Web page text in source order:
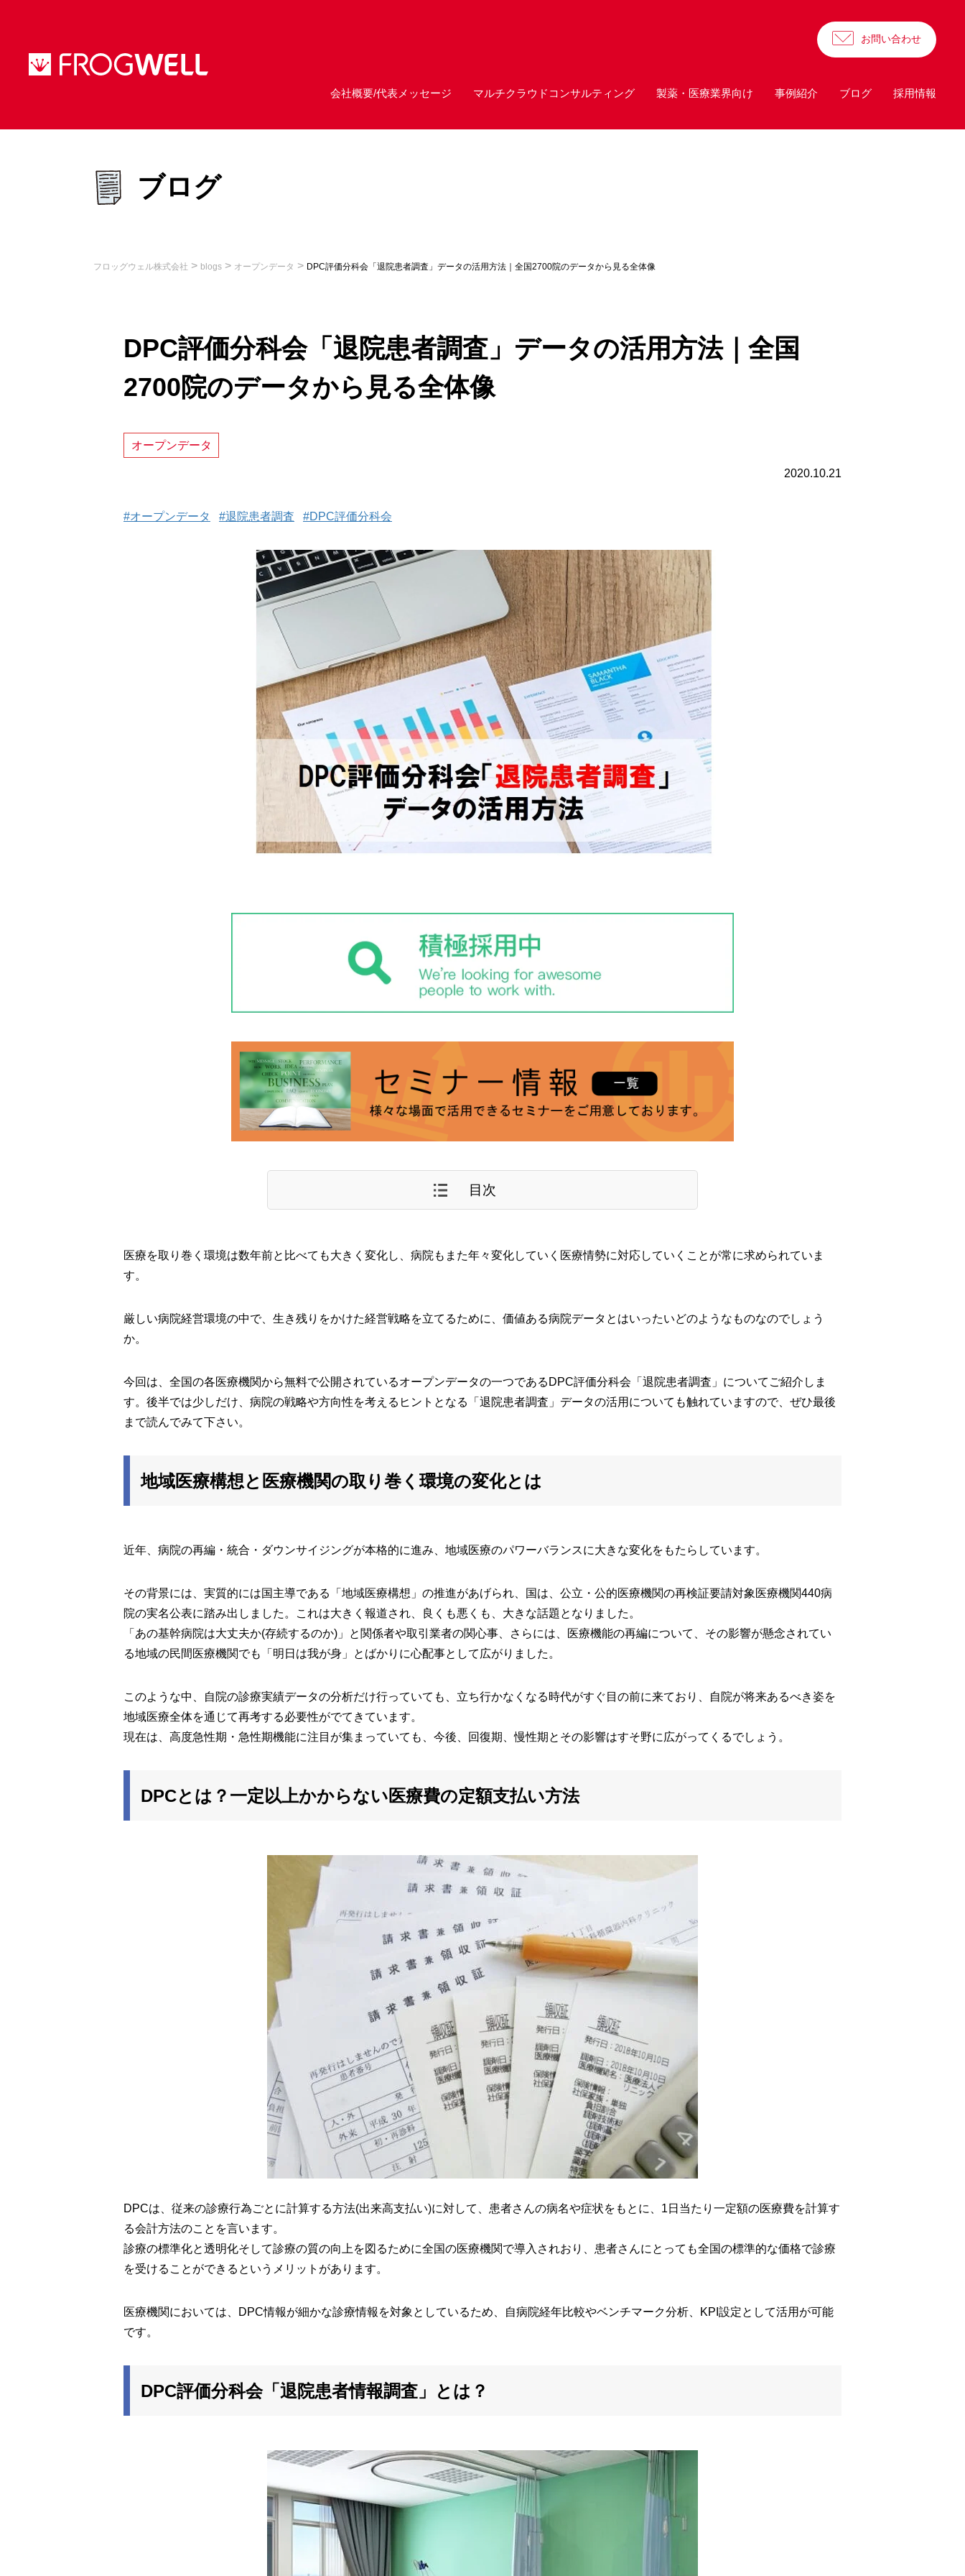
お問い合わせ
会社概要/代表メッセージ マルチクラウドコンサルティング 製薬・医療業界向け 事例紹介 ブログ 採用情報
ブログ
フロッグウェル株式会社 > blogs > オープンデータ > DPC評価分科会「退院患者調査」データの活用方法｜全国2700院のデータから見る全体像
DPC評価分科会「退院患者調査」データの活用方法｜全国
2700院のデータから見る全体像
オープンデータ
2020.10.21
#オープンデータ #退院患者調査 #DPC評価分科会
目次
医療を取り巻く環境は数年前と比べても大きく変化し、病院もまた年々変化していく医療情勢に対応していくことが常に求められていま
す。
厳しい病院経営環境の中で、生き残りをかけた経営戦略を立てるために、価値ある病院データとはいったいどのようなものなのでしょう
か。
今回は、全国の各医療機関から無料で公開されているオープンデータの一つであるDPC評価分科会「退院患者調査」についてご紹介しま
す。後半では少しだけ、病院の戦略や方向性を考えるヒントとなる「退院患者調査」データの活用についても触れていますので、ぜひ最後
まで読んでみて下さい。
地域医療構想と医療機関の取り巻く環境の変化とは
近年、病院の再編・統合・ダウンサイジングが本格的に進み、地域医療のパワーバランスに大きな変化をもたらしています。
その背景には、実質的には国主導である「地域医療構想」の推進があげられ、国は、公立・公的医療機関の再検証要請対象医療機関440病
院の実名公表に踏み出しました。これは大きく報道され、良くも悪くも、大きな話題となりました。
「あの基幹病院は大丈夫か(存続するのか)」と関係者や取引業者の関心事、さらには、医療機能の再編について、その影響が懸念されてい
る地域の民間医療機関でも「明日は我が身」とばかりに心配事として広がりました。
このような中、自院の診療実績データの分析だけ行っていても、立ち行かなくなる時代がすぐ目の前に来ており、自院が将来あるべき姿を
地域医療全体を通じて再考する必要性がでてきています。
現在は、高度急性期・急性期機能に注目が集まっていても、今後、回復期、慢性期とその影響はすそ野に広がってくるでしょう。
DPCとは？一定以上かからない医療費の定額支払い方法
DPCは、従来の診療行為ごとに計算する方法(出来高支払い)に対して、患者さんの病名や症状をもとに、1日当たり一定額の医療費を計算す
る会計方法のことを言います。
診療の標準化と透明化そして診療の質の向上を図るために全国の医療機関で導入されおり、患者さんにとっても全国の標準的な価格で診療
を受けることができるというメリットがあります。
医療機関においては、DPC情報が細かな診療情報を対象としているため、自病院経年比較やベンチマーク分析、KPI設定として活用が可能
です。
DPC評価分科会「退院患者情報調査」とは？